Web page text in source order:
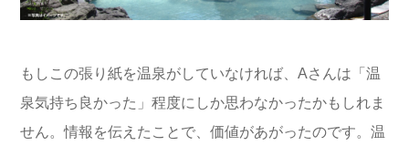
もしこの張り紙を温泉がしていなければ、Aさんは「温
泉気持ち良かった」程度にしか思わなかったかもしれま
せん。情報を伝えたことで、価値があがったのです。温